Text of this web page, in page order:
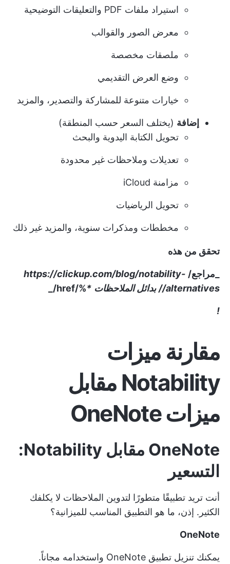
استيراد ملفات PDF والتعليقات التوضيحية
معرض الصور والقوالب
ملصقات مخصصة
وضع العرض التقديمي
خيارات متنوعة للمشاركة والتصدير، والمزيد
إضافة (يختلف السعر حسب المنطقة)
تحويل الكتابة اليدوية والبحث
تعديلات وملاحظات غير محدودة
مزامنة iCloud
تحويل الرياضيات
مخططات ومذكرات سنوية، والمزيد غير ذلك
تحقق من هذه
_مراجع/ https://clickup.com/blog/notability-
alternatives//
بدائل الملاحظات *
%/href/_
!
مقارنة ميزات
Notability مقابل
ميزات OneNote
OneNote مقابل Notability:
التسعير
أنت تريد تطبيقًا متطورًا لتدوين الملاحظات لا يكلفك
الكثير. إذن، ما هو التطبيق المناسب للميزانية؟
OneNote
يمكنك تنزيل تطبيق OneNote واستخدامه مجاناً.